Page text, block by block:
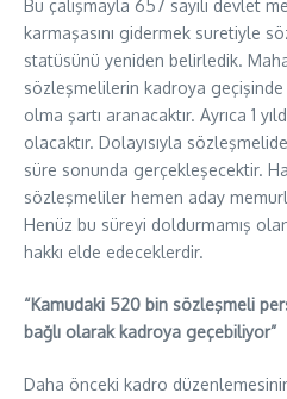
Bu çalışmayla 657 sayılı devlet
karmaşasını gidermek suretiyle
statüsünü yeniden belirledik.
sözleşmelilerin kadroya geçişinde
olma şartı aranacaktır. Ayrıca 1
olacaktır. Dolayısıyla
süre sonunda gerçekleşecektir.
sözleşmeliler hemen aday
Henüz bu süreyi doldurmamış
hakkı elde edeceklerdir.
“Kamudaki 520 bin sözleşmeli
bağlı olarak kadroya geçebiliyor”
Daha önceki kadro